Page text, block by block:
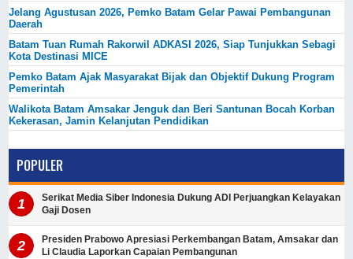
Jelang Agustusan 2026, Pemko Batam Gelar Pawai Pembangunan
Daerah
Batam Tuan Rumah Rakorwil ADKASI 2026, Siap Tunjukkan Sebagi
Kota Destinasi MICE
Pemko Batam Ajak Masyarakat Bijak dan Objektif Dukung Program
Pemerintah
Walikota Batam Amsakar Jenguk dan Beri Santunan Bocah Korban
Kekerasan, Jamin Kelanjutan Pendidikan
POPULER
Serikat Media Siber Indonesia Dukung ADI Perjuangkan Kelayakan
Gaji Dosen
Presiden Prabowo Apresiasi Perkembangan Batam, Amsakar dan
Li Claudia Laporkan Capaian Pembangunan